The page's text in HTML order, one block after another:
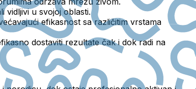
vidljivi u svojoj oblasti.
efikasnost sa različitim vrstama
dostaviti rezultate čak i dok radi na